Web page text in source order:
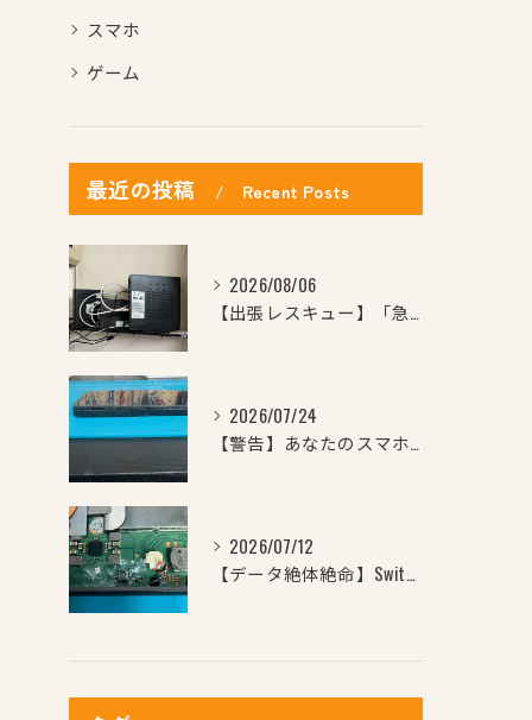
スマホ
ゲーム
最近の投稿 Recent Posts
2026/08/06
【出張レスキュー】「急にWi-Fiが繋がらなくなった…」「ど...
2026/07/24
【警告】あなたのスマホ、ケースからはみ出していませんか？横か...
2026/07/12
【データ絶体絶命】Switchに飲み物をこぼして電源が点かな...